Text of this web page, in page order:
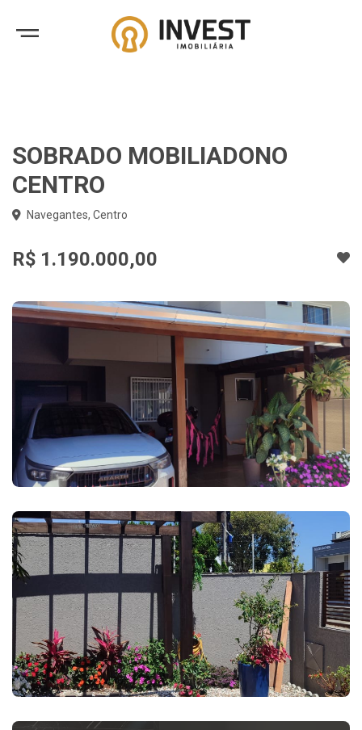
SOBRADO MOBILIADONO
CENTRO
Navegantes, Centro
R$ 1.190.000,00